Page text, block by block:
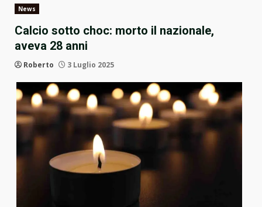
News
Calcio sotto choc: morto il nazionale,
aveva 28 anni
Roberto 3 Luglio 2025